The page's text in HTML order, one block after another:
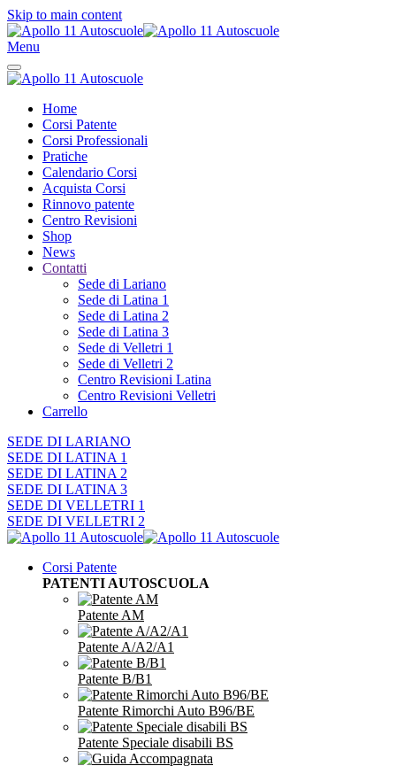
Skip to main content
Menu
Home
Corsi Patente
Corsi Professionali
Pratiche
Calendario Corsi
Acquista Corsi
Rinnovo patente
Centro Revisioni
Shop
News
Contatti
Sede di Lariano
Sede di Latina 1
Sede di Latina 2
Sede di Latina 3
Sede di Velletri 1
Sede di Velletri 2
Centro Revisioni Latina
Centro Revisioni Velletri
Carrello
SEDE DI LARIANO
SEDE DI LATINA 1
SEDE DI LATINA 2
SEDE DI LATINA 3
SEDE DI VELLETRI 1
SEDE DI VELLETRI 2
Corsi Patente
PATENTI AUTOSCUOLA
Patente AM
Patente A/A2/A1
Patente B/B1
Patente Rimorchi Auto B96/BE
Patente Speciale disabili BS